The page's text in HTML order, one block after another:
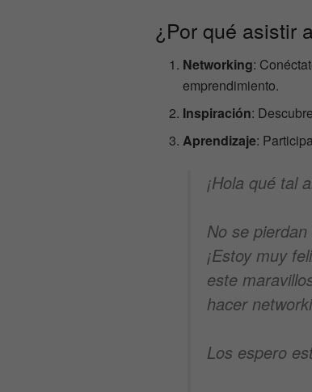
¿Por qué asistir
Networking:
emprendimiento.
Inspiración:
Aprendizaje:
¡Hola qué tal
No se
¡Estoy muy
este
hacer
Los espero